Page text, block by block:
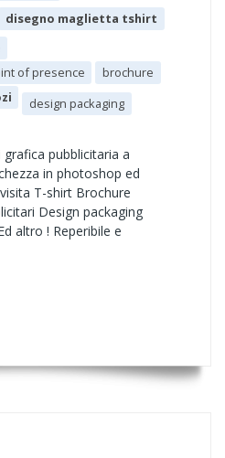
disegno maglietta tshirt
of presence
brochure
design packaging
pubblicitaria a
in photoshop ed
T-shirt Brochure
Design packaging
altro ! Reperibile e